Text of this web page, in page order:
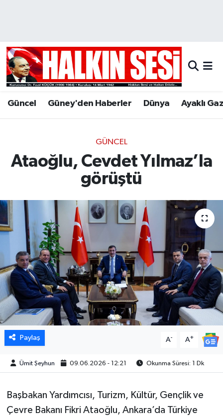
Güncel Güney'den Haberler Dünya Ayaklı
GÜNCEL
Ataoğlu, Cevdet Yılmaz’la
görüştü
Paylaş A- A+
Ümit Şeyhun 09.06.2026 - 12:21 Okunma Süresi: 1 Dk
Başbakan Yardımcısı, Turizm, Kültür, Gençlik ve
Çevre Bakanı Fikri Ataoğlu, Ankara’da Türkiye
Hava Durumu
Trafik Durumu
Son Dakika Haberleri